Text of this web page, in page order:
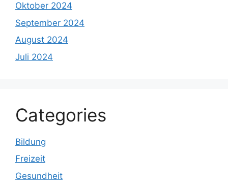
Oktober 2024
September 2024
August 2024
Juli 2024
Categories
Bildung
Freizeit
Gesundheit